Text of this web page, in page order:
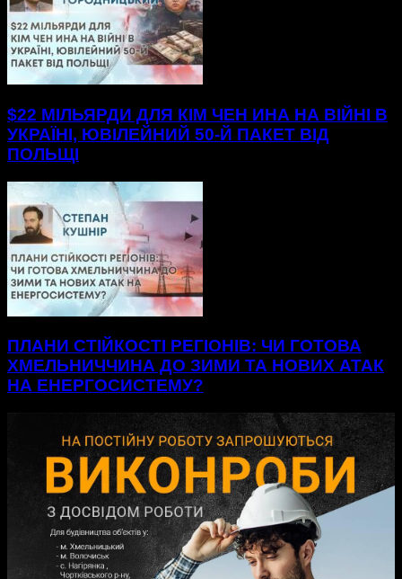
$22 МІЛЬЯРДИ ДЛЯ КІМ ЧЕН ИНА НА ВІЙНІ В
УКРАЇНІ, ЮВІЛЕЙНИЙ 50-Й ПАКЕТ ВІД
ПОЛЬЩІ
ПЛАНИ СТІЙКОСТІ РЕГІОНІВ: ЧИ ГОТОВА
ХМЕЛЬНИЧЧИНА ДО ЗИМИ ТА НОВИХ АТАК
НА ЕНЕРГОСИСТЕМУ?